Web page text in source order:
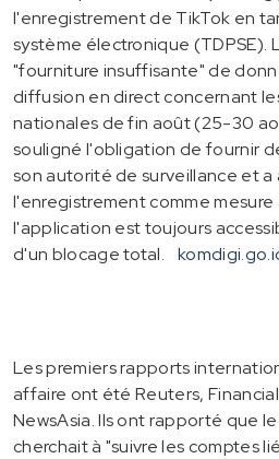
l'enregistrement de TikTok en
système électronique (TDPSE).
"fourniture insuffisante" de
diffusion en direct concernant
nationales de fin août (25-30
souligné l'obligation de fournir
son autorité de surveillance et
l'enregistrement comme mesure
l'application est toujours
d'un blocage total.
Les premiers rapports
affaire ont été Reuters,
NewsAsia. Ils ont rapporté que
cherchait à "suivre les comptes